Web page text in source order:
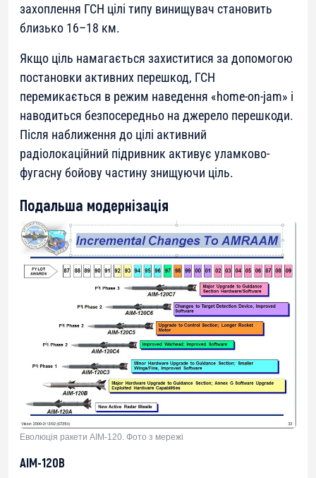
захоплення ГСН цілі типу винищувач становить
близько 16–18 км.
Якщо ціль намагається захиститися за допомогою
постановки активних перешкод, ГСН
перемикається в режим наведення «home-on-jam» і
наводиться безпосередньо на джерело перешкоди.
Після наближення до цілі активний
радіолокаційний підривник активує уламково-
фугасну бойову частину знищуючи ціль.
Подальша модернізація
Еволюція ракети AIM-120. Фото з мережі
AIM-120B